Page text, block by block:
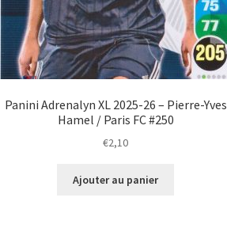
Panini Adrenalyn XL 2025-26 – Pierre-Yves
Hamel / Paris FC #250
€2,10
Ajouter au panier